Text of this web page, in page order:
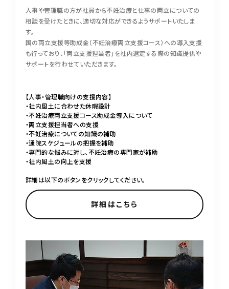
人事や管理職の方が社員から不妊治療と仕事の両立についての
相談を受けたときに、適切な対応ができるようサポートいたしま
す。
国の両立支援等助成金（不妊治療両立支援コース）への導入支援
も行っており、「両立支援担当者」を社内選定する際の知識提供や
サポートを行わせていただきます。
【人事・管理職向けの支援内容】
・社内風土に合わせた休暇設計
・不妊治療両立支援コース助成金導入について
・両立支援担当者への支援
・不妊治療についての知識の補助
・通院スケジュールの把握を補助
・専門的な悩みに対し、不妊治療の専門家が補助
・社内風土の向上を支援
詳細は以下のボタンをクリックしてください。
詳細はこちら